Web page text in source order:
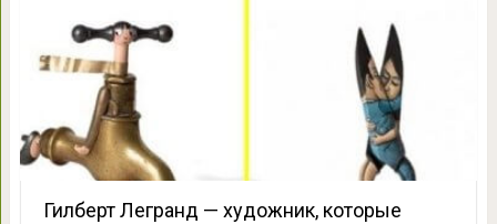
Гилберт Легранд — художник, которые